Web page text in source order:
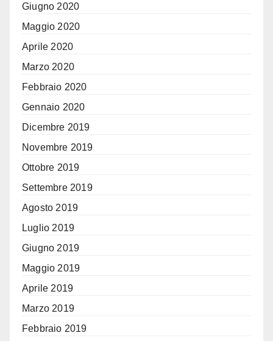
Giugno 2020
Maggio 2020
Aprile 2020
Marzo 2020
Febbraio 2020
Gennaio 2020
Dicembre 2019
Novembre 2019
Ottobre 2019
Settembre 2019
Agosto 2019
Luglio 2019
Giugno 2019
Maggio 2019
Aprile 2019
Marzo 2019
Febbraio 2019